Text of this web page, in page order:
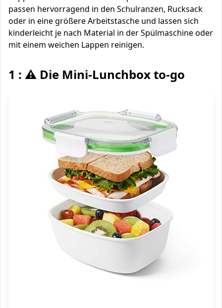
passen hervorragend in den Schulranzen, Rucksack
oder in eine größere Arbeitstasche und lassen sich
kinderleicht je nach Material in der Spülmaschine oder
mit einem weichen Lappen reinigen.
1 : ⚠️ Die Mini-Lunchbox to-go